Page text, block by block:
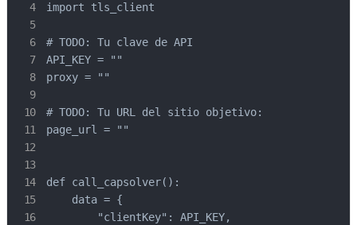
import tls_client
# TODO: Tu clave de API
API_KEY = ""
proxy = ""
# TODO: Tu URL del sitio objetivo:
page_url = ""
def call_capsolver():
    data = {
        "clientKey": API_KEY,